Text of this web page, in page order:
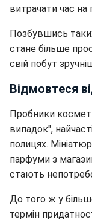
витрачати час на
Позбувшись
стане більше
свій побут
Відмовтеся
Пробники
випадок",
полицях.
парфуми з
стають
До того ж у
термін